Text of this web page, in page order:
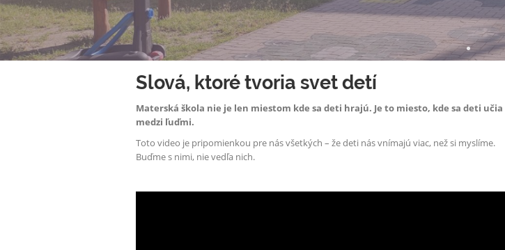
Slová, ktoré tvoria svet detí
Materská škola nie je len miestom kde sa deti hrajú. Je to miesto, kde sa deti
medzi ľuďmi.
Toto video je pripomienkou pre nás všetkých – že deti nás vnímajú viac, než si myslíme.
Buďme s nimi, nie vedľa nich.